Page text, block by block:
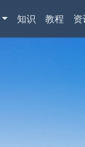
知识 教程